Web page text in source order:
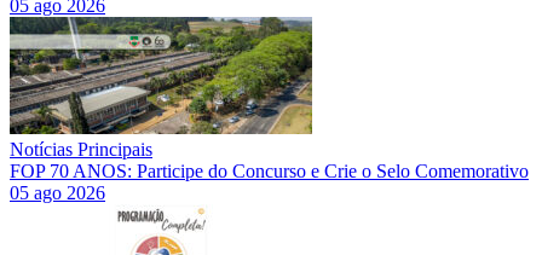
05 ago 2026
Notícias Principais
FOP 70 ANOS: Participe do Concurso e Crie o Selo Comemorativo
05 ago 2026